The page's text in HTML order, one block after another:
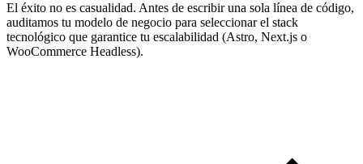
El éxito no es casualidad. Antes de escribir una sola línea de código,
auditamos tu modelo de negocio para seleccionar el stack
tecnológico que garantice tu escalabilidad (Astro, Next.js o
WooCommerce Headless).